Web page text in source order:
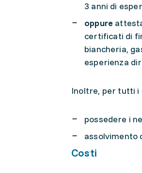
3 anni di
oppure
certificati di
biancheria,
esperienza
Inoltre, per tutti i
possedere i
assolvimento
Costi